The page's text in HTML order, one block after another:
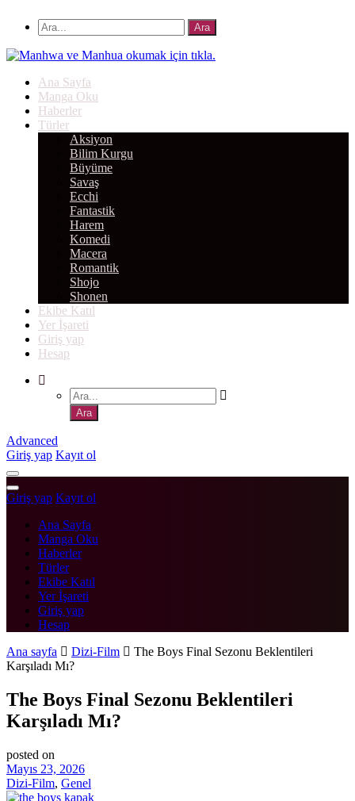
Ana Sayfa
Manga Oku
Haberler
Türler
Aksiyon
Bilim Kurgu
Büyüme
Savaş
Ecchi
Fantastik
Harem
Komedi
Macera
Romantik
Shojo
Shonen
Ekibe Katıl
Yer İşareti
Giriş yap
Hesap
Advanced
Giriş yap Kayıt ol
Giriş yap Kayıt ol
Ana Sayfa
Manga Oku
Haberler
Türler
Ekibe Katıl
Yer İşareti
Giriş yap
Hesap
Ana sayfa
Dizi-Film
The Boys Final Sezonu Beklentileri
Karşıladı Mı?
The Boys Final Sezonu Beklentileri
Karşıladı Mı?
posted on
Mayıs 23, 2026
Dizi-Film, Genel